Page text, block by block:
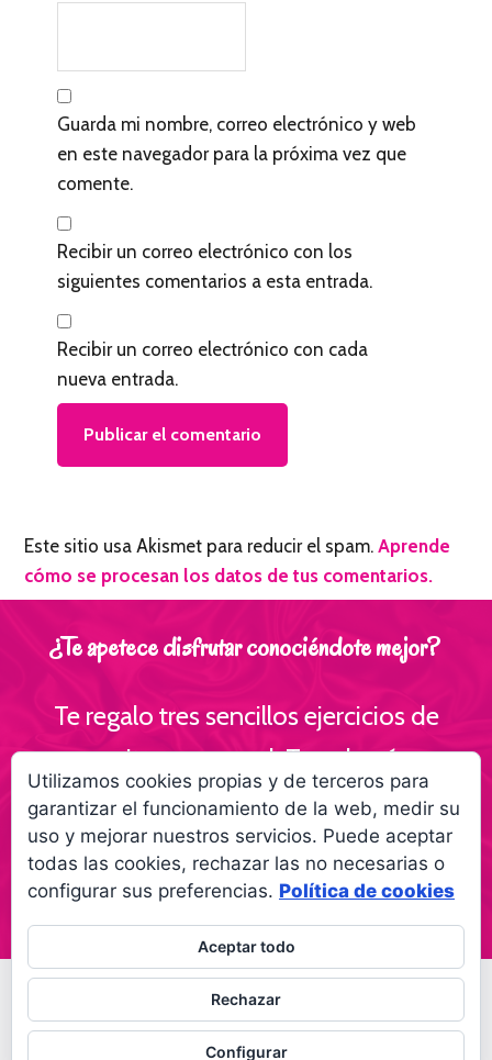
Guarda mi nombre, correo electrónico y web
en este navegador para la próxima vez que
comente.
Recibir un correo electrónico con los
siguientes comentarios a esta entrada.
Recibir un correo electrónico con cada
nueva entrada.
Este sitio usa Akismet para reducir el spam.Aprende
cómo se procesan los datos de tus comentarios.
¿Te apetece disfrutar conociéndote mejor?
Te regalo tres sencillos ejercicios de
escritura personal ¡Te volverás
interesante para ti!
Empieza a creer más en ti gracias a la
escritura
© 2026 Palabras a la vidaRegala palabras a tus
seres queridos
Política de privacidad
Utilizamos cookies propias y de terceros para
garantizar el funcionamiento de la web, medir su
uso y mejorar nuestros servicios. Puede aceptar
todas las cookies, rechazar las no necesarias o
configurar sus preferencias. Política de cookies
Aceptar todo
Rechazar
Configurar